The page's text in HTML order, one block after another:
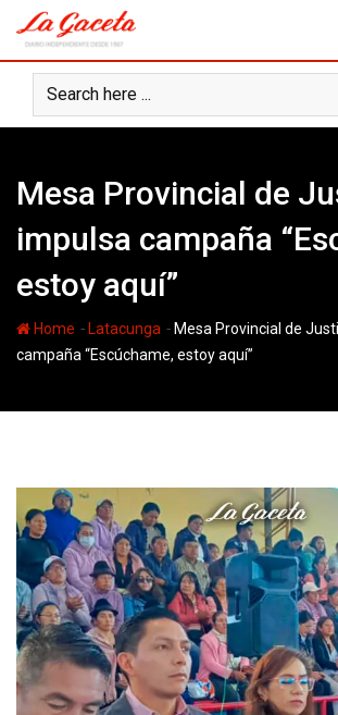
content
Mesa Provincial de
impulsa campaña
estoy aquí”
Home - Latacunga - Mesa Provincial de
campaña “Escúchame, estoy aquí”